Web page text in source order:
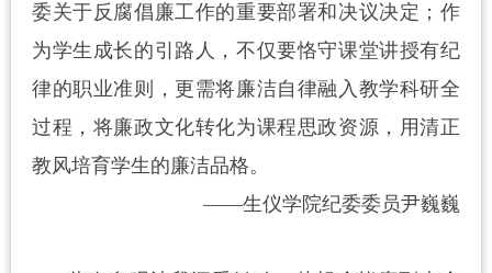
委关于反腐倡廉工作的重要部署和决议决定 ； 作
为学生成长的引路人，不仅要恪守课堂讲授有纪
律的职业准则，更需将廉洁自律融入教学科研全
过程，将廉政文化转化为课程思政资源，用清正
教风培育学生的廉洁品格。
——生仪学院纪委委员尹巍巍